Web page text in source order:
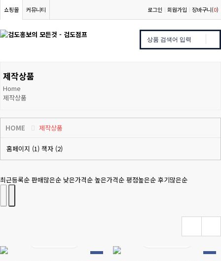
쇼핑몰 커뮤니티 로그인 회원가입 장바구니(0)
제작상품
Home
제작상품
HOME 제작상품
홈페이지 (1) 책자 (2)
최근등록순 판매많은순 낮은가격순 높은가격순 평점높은순 후기많은순